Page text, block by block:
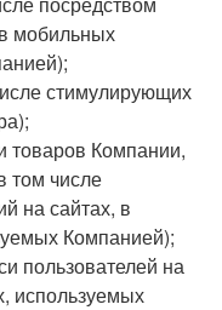
мобильных
стимулирующих
товаров Компании,
том числе
на сайтах, в
Компанией);
пользователей на
используемых